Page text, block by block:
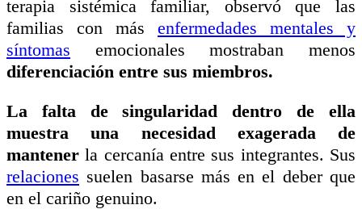
terapia sistémica familiar, observó que las
familias con más enfermedades mentales y
síntomas emocionales mostraban menos
diferenciación entre sus miembros.
La falta de singularidad dentro de ella
muestra una necesidad exagerada de
mantenerla cercanía entre sus integrantes. Sus
relaciones suelen basarse más en el deber que
en el cariño genuino.